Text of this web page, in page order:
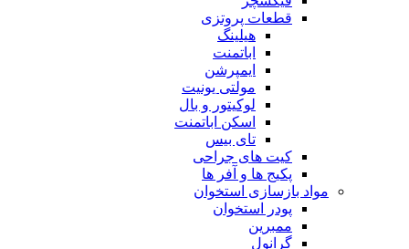
قطعات پروتزی
هیلینگ
اباتمنت
ایمپرشن
مولتی یونیت
لوکیتور و بال
اسکن اباتمنت
تای بیس
کیت های جراحی
پکیج ها و آفر ها
مواد بازسازی استخوان
پودر استخوان
ممبرین
گرانول